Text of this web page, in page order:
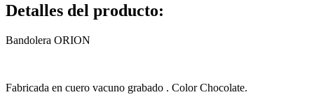
Detalles del producto:
Bandolera ORION
Fabricada en cuero vacuno grabado . Color Chocolate.